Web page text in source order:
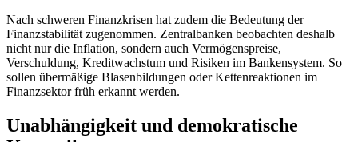
Nach schweren Finanzkrisen hat zudem die Bedeutung der
Finanzstabilität zugenommen. Zentralbanken beobachten deshalb
nicht nur die Inflation, sondern auch Vermögenspreise,
Verschuldung, Kreditwachstum und Risiken im Bankensystem. So
sollen übermäßige Blasenbildungen oder Kettenreaktionen im
Finanzsektor früh erkannt werden.
Unabhängigkeit und demokratische